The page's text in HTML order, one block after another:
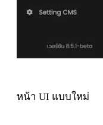
หน้า UI แบบใหม่